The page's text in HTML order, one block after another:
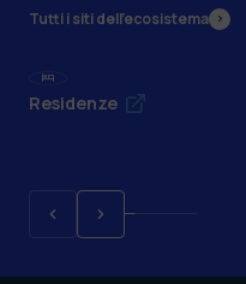
Tutti i siti dell’ecosistema
Residenze